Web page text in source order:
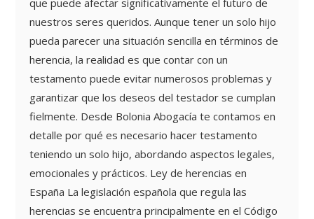
que puede afectar significativamente el futuro de
nuestros seres queridos. Aunque tener un solo hijo
pueda parecer una situación sencilla en términos de
herencia, la realidad es que contar con un
testamento puede evitar numerosos problemas y
garantizar que los deseos del testador se cumplan
fielmente. Desde Bolonia Abogacía te contamos en
detalle por qué es necesario hacer testamento
teniendo un solo hijo, abordando aspectos legales,
emocionales y prácticos. Ley de herencias en
España La legislación española que regula las
herencias se encuentra principalmente en el Código